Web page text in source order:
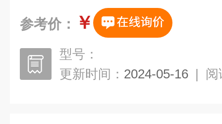
参考价： ￥
型号：
更新时间： 2024-05-16 | 阅